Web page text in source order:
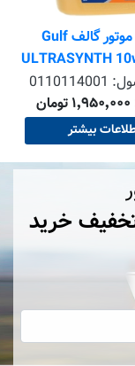
روغن موتور گالف Gulf
ULTRASYNTH
حجم 4 لیتر0110114001
بیشتر
کد‌تخفیف خرید